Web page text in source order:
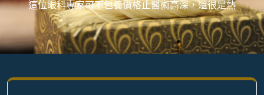
這位眼科專家可不包養價格止醫術高深，還很是熱